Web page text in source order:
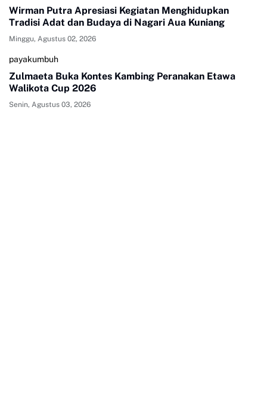
Wirman Putra Apresiasi Kegiatan Menghidupkan
Tradisi Adat dan Budaya di Nagari Aua Kuniang
Minggu, Agustus 02, 2026
payakumbuh
Zulmaeta Buka Kontes Kambing Peranakan Etawa
Walikota Cup 2026
Senin, Agustus 03, 2026